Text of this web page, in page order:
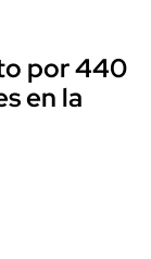
por 440
en la